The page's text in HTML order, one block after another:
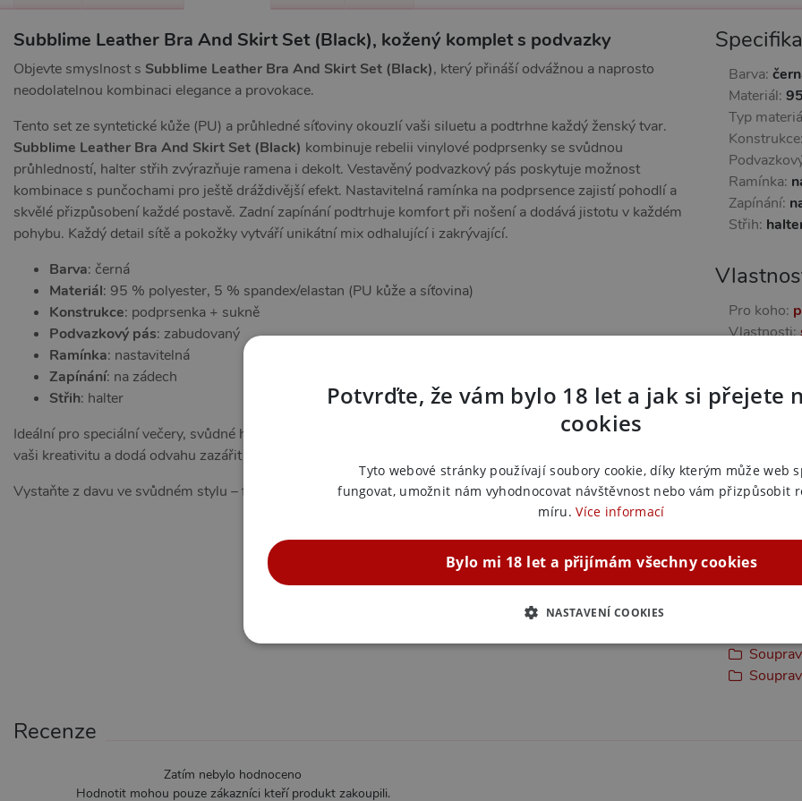
Subblime Leather Bra And Skirt Set (Black), kožený komplet s podvazky
Objevte smyslnost s Subblime Leather Bra And Skirt Set (Black), který přináší odvážnou a naprosto
neodolatelnou kombinaci elegance a provokace.
Tento set ze syntetické kůže (PU) a průhledné síťoviny okouzlí vaši siluetu a podtrhne každý ženský tvar.
Subblime Leather Bra And Skirt Set (Black) kombinuje rebelii vinylové podprsenky se svůdnou
průhledností, halter střih zvýrazňuje ramena i dekolt. Vestavěný podvazkový pás poskytuje možnost
kombinace s punčochami pro ještě dráždivější efekt. Nastavitelná ramínka na podprsence zajistí pohodlí a
skvělé přizpůsobení každé postavě. Zadní zapínání podtrhuje komfort při nošení a dodává jistotu v každém
pohybu. Každý detail sítě a pokožky vytváří unikátní mix odhalující i zakrývající.
Barva: černá
Materiál: 95 % polyester, 5 % spandex/elastan (PU kůže a síťovina)
Konstrukce: podprsenka + sukně
Podvazkový pás: zabudovaný
Ramínka: nastavitelná
Zapínání: na zádech
Střih: halter
Ideální pro speciální večery, svůdné hry i okamžiky, kdy chcete posílit své sebevědomí. Tento set povzbudí
vaši kreativitu a dodá odvahu zazářit ve vlastní kůži.
Vystaňte z davu ve svůdném stylu – funkčnost, pohodlí i jedinečný look v jediném balení.
Barva:
Materiál:
Typ
Konstrukce:
Ramínka:
Zapínání:
Střih:
Pro koho:
Vlastnosti:
Další
Recenze
Zatím nebylo hodnoceno
Hodnotit mohou pouze zákazníci kteří produkt zakoupili.
Potvrďte, že vám bylo 18 let a jak si přejete
cookies
Tyto webové stránky používají soubory cookie, díky kterým může web
fungovat, umožnit nám vyhodnocovat návštěvnost nebo vám přizpůsobit
míru. Více informací
Bylo mi 18 let a přijímám všechny cookies
NASTAVENÍ COOKIES
NEZBYTNĚ NUTNÉ ANALYTICKÉ MARKETINGOVÉ
bez nezbytně nutných souborů cookie správně používat.